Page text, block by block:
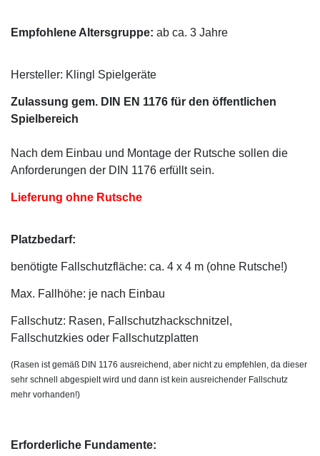
Empfohlene Altersgruppe: ab ca. 3 Jahre
Hersteller: Klingl Spielgeräte
Zulassung gem. DIN EN 1176 für den öffentlichen
Spielbereich
Nach dem Einbau und Montage der Rutsche sollen die
Anforderungen der DIN 1176 erfüllt sein.
Lieferung ohne Rutsche
Platzbedarf:
benötigte Fallschutzfläche: ca. 4 x 4 m (ohne Rutsche!)
Max. Fallhöhe: je nach Einbau
Fallschutz: Rasen, Fallschutzhackschnitzel,
Fallschutzkies oder Fallschutzplatten
(Rasen ist gemäß DIN 1176 ausreichend, aber nicht zu empfehlen, da dieser
sehr schnell abgespielt wird und dann ist kein ausreichender Fallschutz
mehr vorhanden!)
Erforderliche Fundamente: